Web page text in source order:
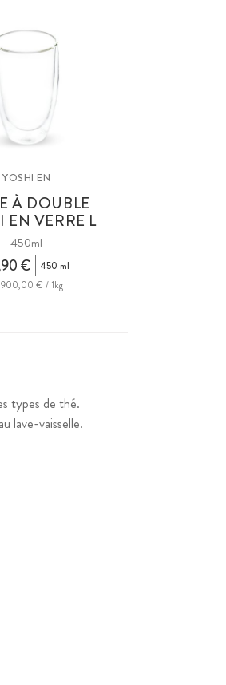
YOSHI EN
À DOUBLE
EN VERRE L
450ml
€
450 ml
900,00 € / 1kg
types de thé.
lave-vaisselle.